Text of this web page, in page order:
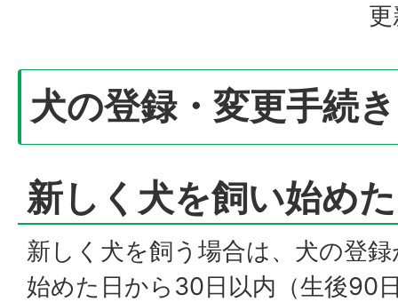
犬の登録・変更手続
新しく犬を飼い始め
新しく犬を飼う場合は、犬の登
始めた日から30日以内（生後90